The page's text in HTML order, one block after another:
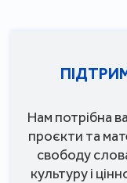
Нам потрібна
проєкти та
свободу
культуру і